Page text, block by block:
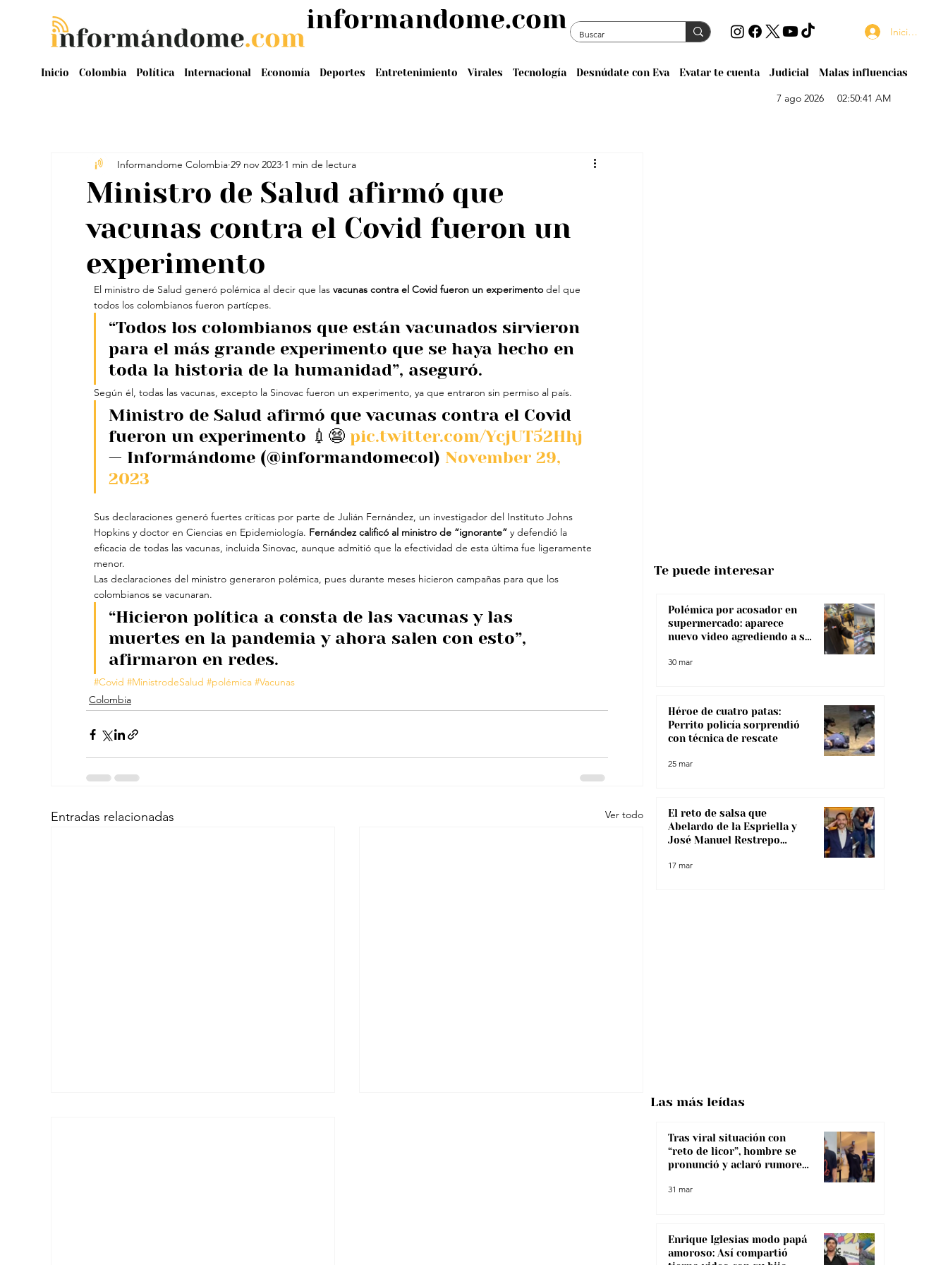
Inicio Colombia Política Internacional Economía Deportes Entretenimiento Virales Tecnología Desnúdate con Eva Evatar te cuenta Judicial Malas influencias
Iniciar sesión
7 ago 2026 02:50:41 AM
informandome.com
Ministro de Salud afirmó que
vacunas contra el Covid fueron un
experimento
Informandome Colombia 29 nov 2023 1 min de lectura
El ministro de Salud generó polémica al decir que las vacunas contra el Covid fueron un experimento del que
todos los colombianos fueron partícpes.
“Todos los colombianos que están vacunados sirvieron
para el más grande experimento que se haya hecho en
toda la historia de la humanidad”, aseguró.
Según él, todas las vacunas, excepto la Sinovac fueron un experimento, ya que entraron sin permiso al país.
Ministro de Salud afirmó que vacunas contra el Covid
fueron un experimento 💉😨 pic.twitter.com/YcjUT52Hhj
— Informándome (@informandomecol) November 29,
2023
Sus declaraciones generó fuertes críticas por parte de Julián Fernández, un investigador del Instituto Johns
Hopkins y doctor en Ciencias en Epidemiología. Fernández calificó al ministro de “ignorante” y defendió la
eficacia de todas las vacunas, incluida Sinovac, aunque admitió que la efectividad de esta última fue ligeramente
menor.
Las declaraciones del ministro generaron polémica, pues durante meses hicieron campañas para que los
colombianos se vacunaran.
“Hicieron política a consta de las vacunas y las
muertes en la pandemia y ahora salen con esto”,
afirmaron en redes.
#Covid #MinistrodeSalud #polémica #Vacunas
Colombia
Entradas relacionadas Ver todo
Polémica por acosador en
supermercado: aparece
nuevo video agrediendo a su
30 mar
Héroe de cuatro patas:
Perrito policía sorprendió
con técnica de rescate
25 mar
El reto de salsa que
Abelardo de la Espriella y
José Manuel Restrepo
17 mar
Te puede interesar
Tras viral situación con
“reto de licor”, hombre se
pronunció y aclaró rumores
31 mar
Enrique Iglesias modo papá
amoroso: Así compartió
Las más leídas